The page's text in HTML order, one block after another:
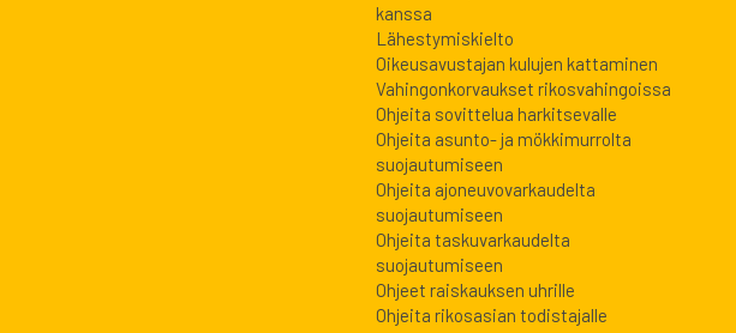
kanssa
Lähestymiskielto
Oikeusavustajan kulujen kattaminen
Vahingonkorvaukset rikosvahingoissa
Ohjeita sovittelua harkitsevalle
Ohjeita asunto- ja mökkimurrolta
suojautumiseen
Ohjeita ajoneuvovarkaudelta
suojautumiseen
Ohjeita taskuvarkaudelta
suojautumiseen
Ohjeet raiskauksen uhrille
Ohjeita rikosasian todistajalle